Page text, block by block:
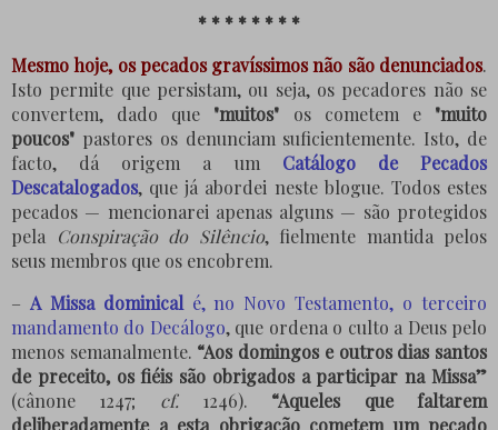
* * * * * * * *
Mesmo hoje, os pecados gravíssimos não são denunciados.
Isto permite que persistam, ou seja, os pecadores não se
convertem, dado que "muitos" os cometem e "muito
poucos" pastores os denunciam suficientemente. Isto, de
facto, dá origem a um Catálogo de Pecados
Descatalogados, que já abordei neste blogue. Todos estes
pecados — mencionarei apenas alguns — são protegidos
pela
Conspiração do Silêncio, fielmente mantida pelos
seus membros que os encobrem.
– A Missa dominicalé, no Novo Testamento, o terceiro
mandamento do Decálogo, que ordena o culto a Deus pelo
menos semanalmente. “Aos domingos e outros dias santos
de preceito, os fiéis são obrigados a participar na Missa”
(cânone 1247; cf.1246). “Aqueles que faltarem
deliberadamente a esta obrigação cometem um pecado